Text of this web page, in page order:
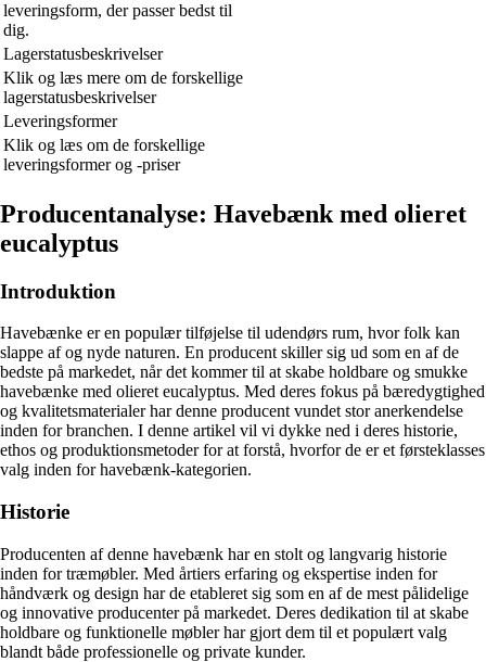
leveringsform, der passer bedst til
dig.
Lagerstatusbeskrivelser
Klik og læs mere om de forskellige
lagerstatusbeskrivelser
Leveringsformer
Klik og læs om de forskellige
leveringsformer og -priser
Producentanalyse: Havebænk med olieret
eucalyptus
Introduktion
Havebænke er en populær tilføjelse til udendørs rum, hvor folk kan
slappe af og nyde naturen. En producent skiller sig ud som en af de
bedste på markedet, når det kommer til at skabe holdbare og smukke
havebænke med olieret eucalyptus. Med deres fokus på bæredygtighed
og kvalitetsmaterialer har denne producent vundet stor anerkendelse
inden for branchen. I denne artikel vil vi dykke ned i deres historie,
ethos og produktionsmetoder for at forstå, hvorfor de er et førsteklasses
valg inden for havebænk-kategorien.
Historie
Producenten af denne havebænk har en stolt og langvarig historie
inden for træmøbler. Med årtiers erfaring og ekspertise inden for
håndværk og design har de etableret sig som en af de mest pålidelige
og innovative producenter på markedet. Deres dedikation til at skabe
holdbare og funktionelle møbler har gjort dem til et populært valg
blandt både professionelle og private kunder.